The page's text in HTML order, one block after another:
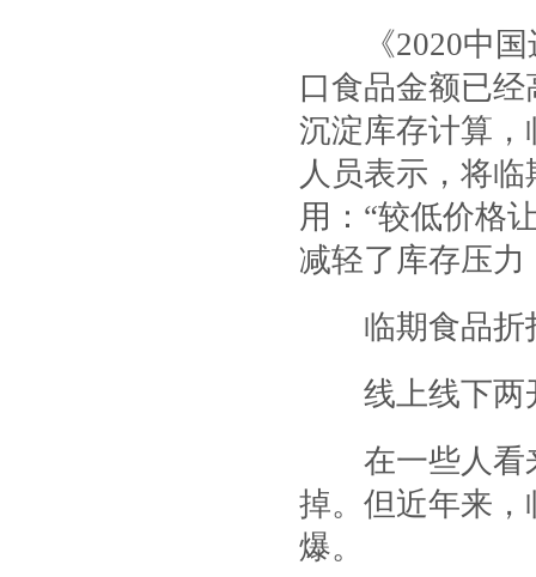
《2020中国
口食品金额已
沉淀库存计算
人员表示，将
用：“较低价格
减轻了库存压力
临期食品折
线上线下两
在一些人看来
掉。但近年来
爆。